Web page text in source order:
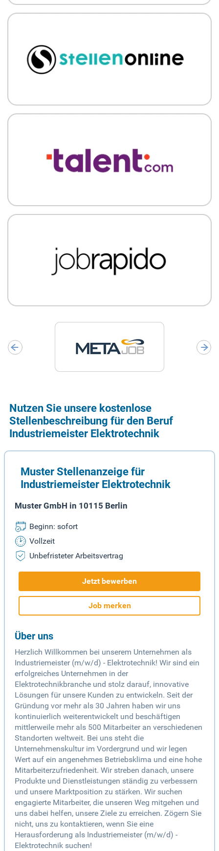
Nutzen Sie unsere kostenlose
Stellenbeschreibung für den Beruf
Industriemeister Elektrotechnik
Muster Stellenanzeige für
Industriemeister Elektrotechnik
Muster GmbH in 10115 Berlin
Beginn: sofort
Vollzeit
Unbefristeter Arbeitsvertrag
Jetzt bewerben
Job merken
Über uns
Herzlich Willkommen bei unserem Unternehmen als
Industriemeister (m/w/d) - Elektrotechnik! Wir sind ein
erfolgreiches Unternehmen in der
Elektrotechnikbranche und stolz darauf, innovative
Lösungen für unsere Kunden zu entwickeln. Seit der
Gründung vor mehr als 30 Jahren haben wir uns
kontinuierlich weiterentwickelt und beschäftigen
mittlerweile mehr als 500 Mitarbeiter an verschiedenen
Standorten weltweit. Bei uns steht die
Unternehmenskultur im Vordergrund und wir legen
Wert auf ein angenehmes Betriebsklima und eine hohe
Mitarbeiterzufriedenheit. Wir streben danach, unsere
Produkte und Dienstleistungen ständig zu verbessern
und unsere Marktposition zu stärken. Wir suchen
engagierte Mitarbeiter, die unseren Weg mitgehen und
uns dabei helfen, unsere Ziele zu erreichen. Zögern Sie
nicht, uns zu kontaktieren, wenn Sie eine
Herausforderung als Industriemeister (m/w/d) -
Elektrotechnik suchen!